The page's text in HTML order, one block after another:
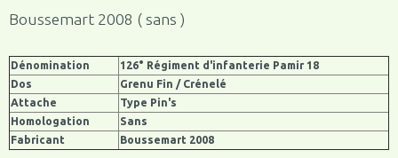
Boussemart 2008 ( sans )
Dénomination
126° Régiment d'infanterie Pamir 18
Dos
Grenu Fin / Crénelé
Attache
Type Pin's
Homologation
Sans
Fabricant
Boussemart 2008